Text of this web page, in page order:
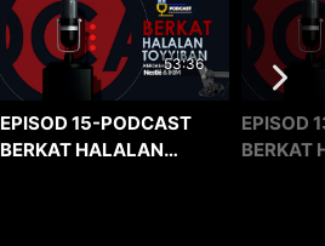
53:36
EPISOD 15-PODCAST
BERKAT HALALAN
EPISOD
BERKAT